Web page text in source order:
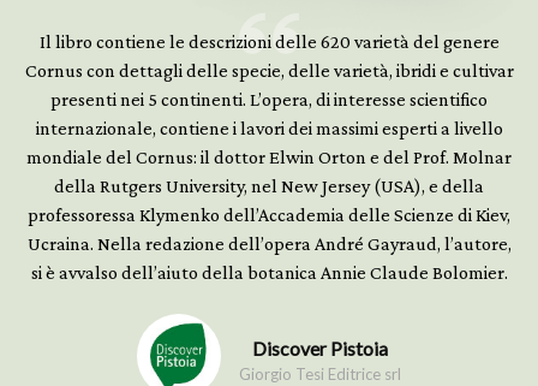
Il libro contiene le descrizioni delle 620 varietà del genere
Cornus con dettagli delle specie, delle varietà, ibridi e cultivar
presenti nei 5 continenti. L’opera, di interesse scientifico
internazionale, contiene i lavori dei massimi esperti a livello
mondiale del Cornus: il dottor Elwin Orton e del Prof. Molnar
della Rutgers University, nel New Jersey (USA), e della
professoressa Klymenko dell’Accademia delle Scienze di Kiev,
Ucraina. Nella redazione dell’opera André Gayraud, l’autore,
si è avvalso dell’aiuto della botanica Annie Claude Bolomier.
Discover Pistoia
Giorgio Tesi Editrice srl